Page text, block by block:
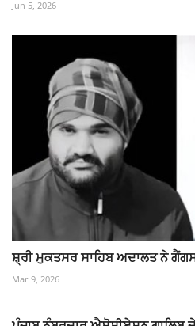
Jun 5, 2026
ਸ਼੍ਰੀ ਮੁਕਤਸਰ ਸਾਹਿਬ ਅਦਾਲਤ ਨੇ
Mar 9, 2026